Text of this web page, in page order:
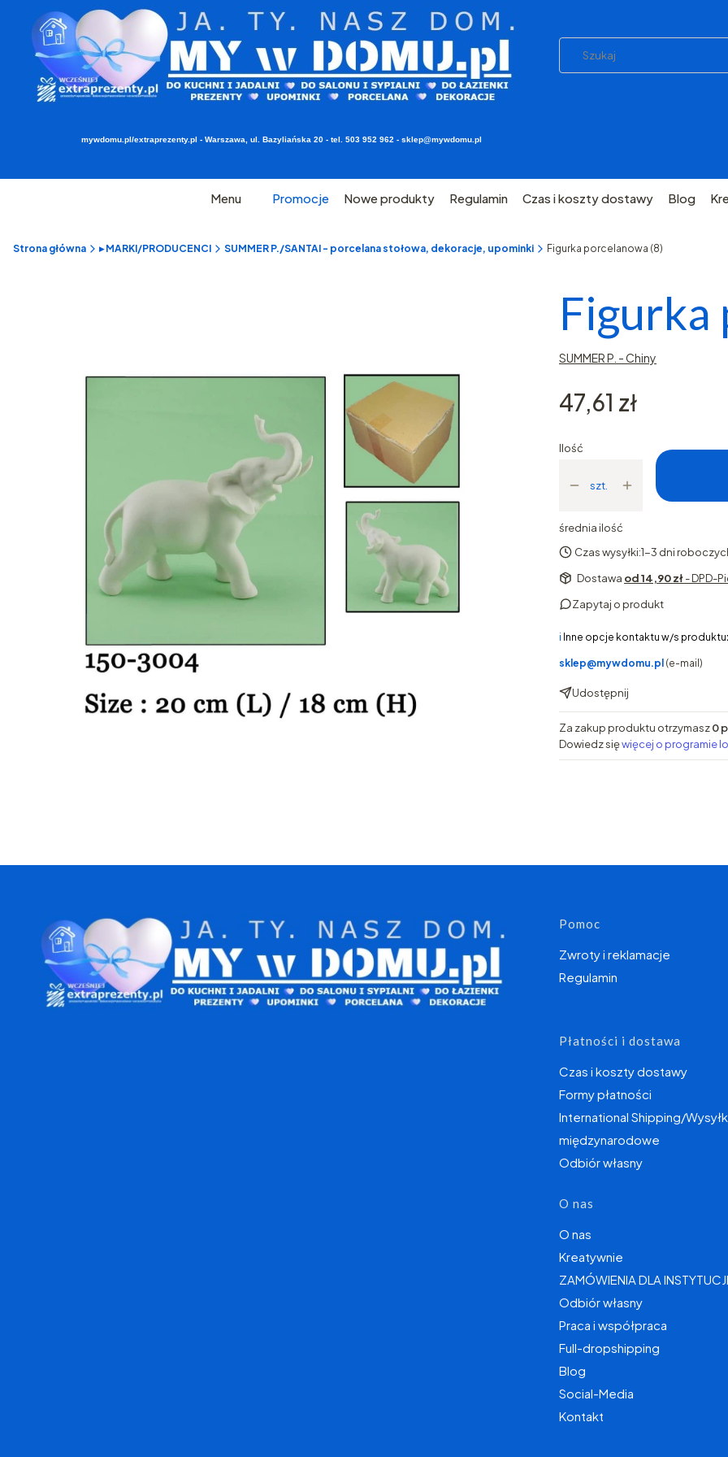
mywdomu.pl/extraprezenty.pl - Warszawa, ul. Bazyliańska 20 - tel. 503 952 962 - sklep@mywdomu.pl
Menu Promocje Nowe produkty Regulamin Czas i koszty dostawy Blog
Strona główna ▸ MARKI/PRODUCENCI SUMMER P./SANTAI - porcelana stołowa, dekoracje, upominki Figurka porcelanowa (8)
Figurka
SUMMER P. - Chiny
Cena
47,61 zł
Ilość
szt.
średnia ilość
Czas wysyłki:1-3 dni
Dostawa od 14,90 zł- DPD-
Zapytaj o produkt
ℹ️ Inne opcje kontaktu w/s produktu:
sklep@mywdomu.pl (e-mail)
Udostępnij
Za zakup produktu otrzymasz0
Dowiedz sięwięcej o programie
Linki w
Pomoc
Zwroty i reklamacje
Regulamin
Płatności i dostawa
Czas i koszty dostawy
Formy płatności
International Shipping/
międzynarodowe
Odbiór własny
O nas
O nas
Kreatywnie
ZAMÓWIENIA DLA INSTYTUCJI
Odbiór własny
Praca i współpraca
Full-dropshipping
Blog
Social-Media
Kontakt